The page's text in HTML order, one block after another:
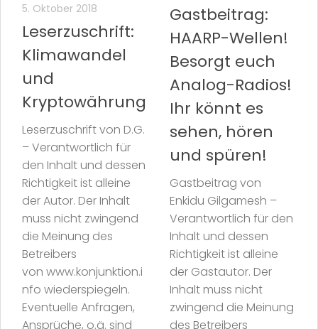
5. Oktober 2018
Leserzuschrift:
Klimawandel
und
Kryptowährung
Leserzuschrift von D.G.
– Verantwortlich für
den Inhalt und dessen
Richtigkeit ist alleine
der Autor. Der Inhalt
muss nicht zwingend
die Meinung des
Betreibers
von www.konjunktion.i
nfo wiederspiegeln.
Eventuelle Anfragen,
Ansprüche, o.ä. sind
Gastbeitrag:
HAARP-Wellen!
Besorgt euch
Analog-Radios!
Ihr könnt es
sehen, hören
und spüren!
Gastbeitrag von
Enkidu Gilgamesh –
Verantwortlich für den
Inhalt und dessen
Richtigkeit ist alleine
der Gastautor. Der
Inhalt muss nicht
zwingend die Meinung
des Betreibers